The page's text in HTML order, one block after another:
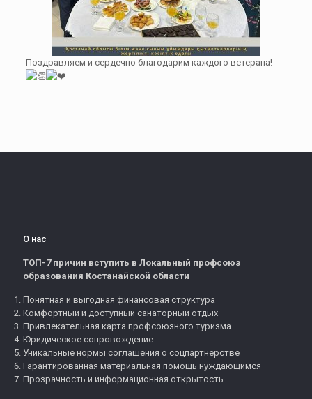
Поздравляем и сердечно благодарим каждого ветерана!
О нас
ТОП-7 причин вступить в Локальный профсоюз
образования Костанайской области
Понятная и выгодная финансовая структура
Комфортный и доступный санаторный отдых
Привлекательная карта профсоюзного туризма
Юридическое сопровождение
Уникальные нормы соглашения о соцпартнерстве
Гарантированная материальная помощь нуждающимся
Прозрачность и информационная открытость